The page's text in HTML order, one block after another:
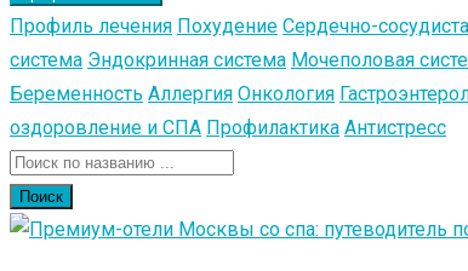
Профиль лечения Похудение Сердечно-
система Эндокринная система Мочеполовая
Беременность Аллергия Онкология
оздоровление и СПА Профилактика Антистресс
Поиск